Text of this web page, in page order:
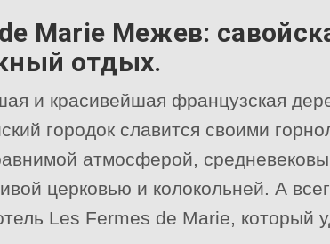
Marie Межев:
отдых.
и красивейшая французская
городок славится своими
атмосферой,
церковью и колокольней. А
Les Fermes de Marie, который